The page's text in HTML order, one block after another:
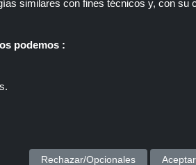
presenta ofertas, descuentos y
es o su personal no participan
© 2026 ShoppingSpout. Todos los
similares con fines técnicos y, con
podemos :
Rechazar/Opcionales